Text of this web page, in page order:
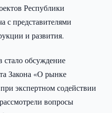
Республики
с представителями
и развития.
стало обсуждение
Закона «О рынке
экспертном содействии
вопросы